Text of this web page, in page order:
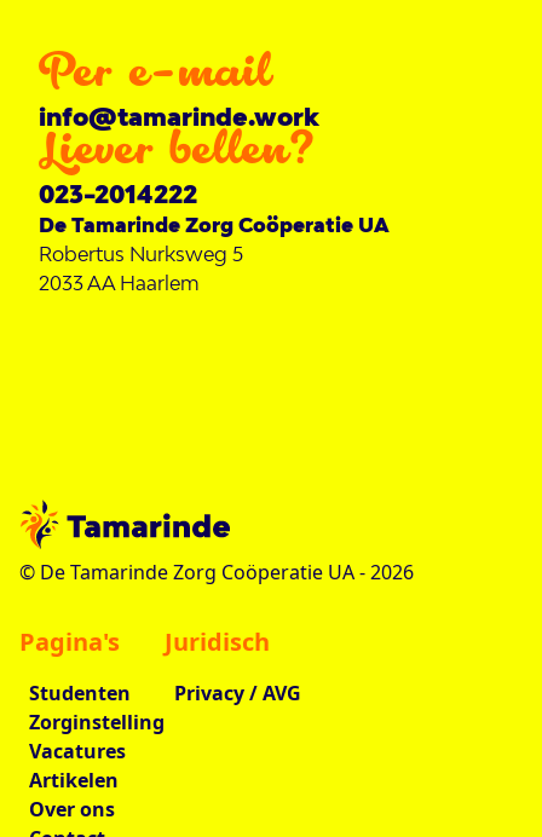
Per e-mail
info@tamarinde.work
Liever bellen?
023-2014222
De Tamarinde Zorg Coöperatie UA
Robertus Nurksweg 5
2033 AA Haarlem
© De Tamarinde Zorg Coöperatie UA -2026
Pagina's
Studenten
Zorginstelling
Vacatures
Artikelen
Over ons
Juridisch
Privacy / AVG